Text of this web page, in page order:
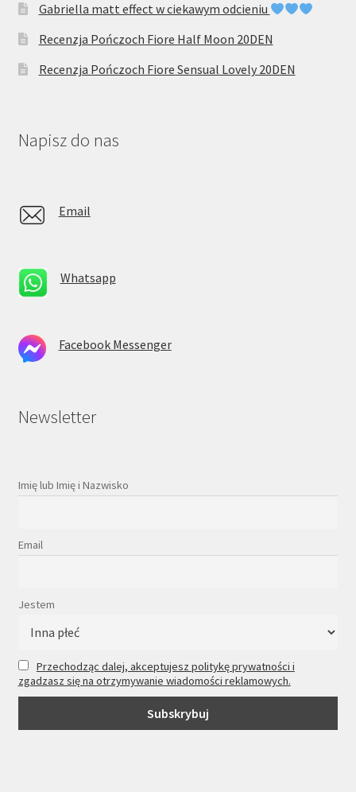
Gabriella matt effect w ciekawym odcieniu
Recenzja Pończoch Fiore Half Moon 20DEN
Recenzja Pończoch Fiore Sensual Lovely 20DEN
Napisz do nas
Email
Whatsapp
Facebook Messenger
Newsletter
Imię lub Imię i Nazwisko
Email
Jestem
Przechodząc dalej, akceptujesz politykę prywatności i
zgadzasz się na otrzymywanie wiadomości reklamowych.